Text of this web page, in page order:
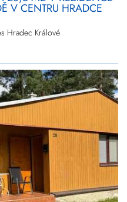
V CENTRU HRADCE
Hradec Králové